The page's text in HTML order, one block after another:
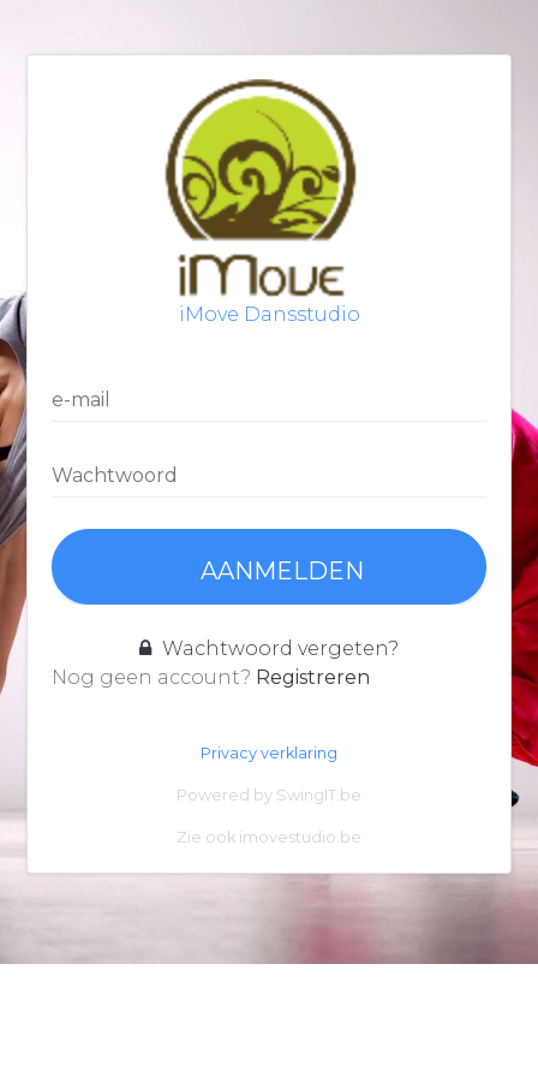
iMove Dansstudio
AANMELDEN
Wachtwoord vergeten?
Nog geen account? Registreren
Privacy verklaring
Powered by SwingIT.be
Zie ook imovestudio.be